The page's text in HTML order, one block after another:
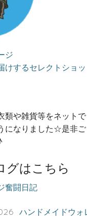
ジ
けするセレクトショッ
類や雑貨等をネットで
になりました☆是非ご
グはこちら
奮闘日記
ハンドメイドウォ